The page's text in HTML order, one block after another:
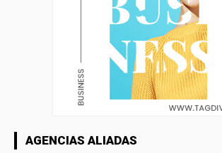
AGENCIAS ALIADAS